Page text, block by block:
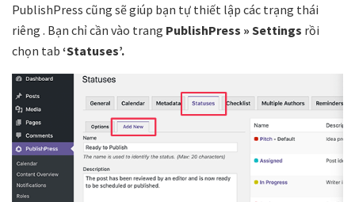
PublishPress cũng sẽ giúp bạn tự thiết lập các trạng thái
riêng . Bạn chỉ cần vào trang PublishPress » Settings rồi
chọn tab ‘Statuses’.